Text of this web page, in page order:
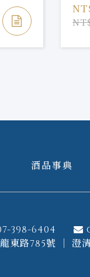
酒品事典
398-6404
東路785號 ｜ 澄